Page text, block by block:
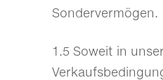
Sondervermögen.
1.5 Soweit in